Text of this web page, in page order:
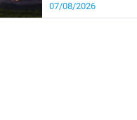
07/08/2026